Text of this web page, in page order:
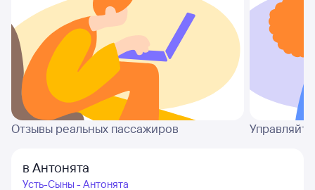
Отзывы реальных пассажиров
в Антонята
Усть-Сыны - Антонята